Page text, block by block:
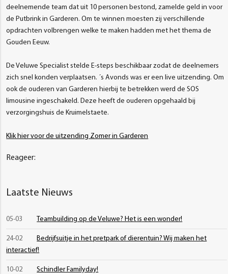
deelnemende team dat uit 10 personen bestond, zamelde geld in voor
de Putbrink in Garderen. Om te winnen moesten zij verschillende
opdrachten volbrengen welke te maken hadden met het thema de
Gouden Eeuw.
De Veluwe Specialist stelde E-steps beschikbaar zodat de deelnemers
zich snel konden verplaatsen. ´s Avonds was er een live uitzending. Om
ook de ouderen van Garderen hierbij te betrekken werd de SOS
limousine ingeschakeld. Deze heeft de ouderen opgehaald bij
verzorgingshuis de Kruimelstaete.
Klik hier voor de uitzending Zomer in Garderen
Reageer:
Laatste Nieuws
05-03 Teambuilding op de Veluwe? Het is een wonder!
24-02
Bedrijfsuitje in het pretpark of dierentuin? Wij maken het
interactief!
10-02 Schindler Familyday!